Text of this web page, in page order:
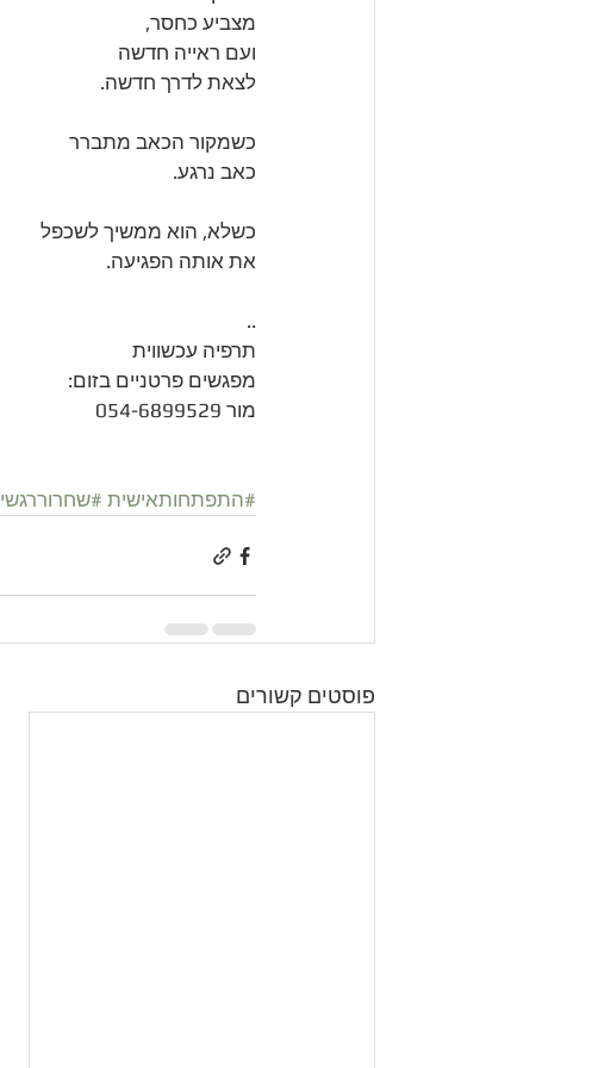
מצביע כחסר,
ועם ראייה חדשה
לצאת לדרך חדשה.
כשמקור הכאב מתברר
כאב נרגע.
כשלא, הוא ממשיך לשכפל
את אותה הפגיעה.
..
תרפיה עכשווית
מפגשים פרטניים בזום:
מור 054-6899529
#התפתחותאישית #שחרוררגשי
פוסטים קשורים